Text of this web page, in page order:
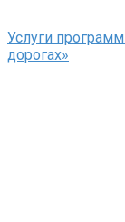
Услуги
дорогах»